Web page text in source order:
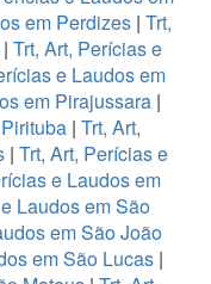
em Perdizes | Trt,
Trt, Art, Perícias e
e Laudos em
em Pirajussara |
| Trt, Art,
| Trt, Art, Perícias e
e Laudos em
Laudos em São
em São João
em São Lucas|